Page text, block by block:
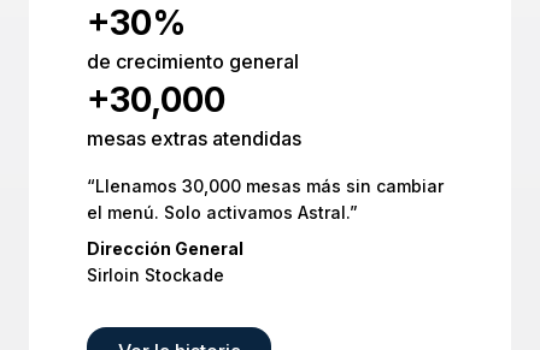
+30%
de crecimiento general
+30,000
mesas extras atendidas
“Llenamos 30,000 mesas más sin cambiar
el menú. Solo activamos Astral.”
Dirección General
Sirloin Stockade